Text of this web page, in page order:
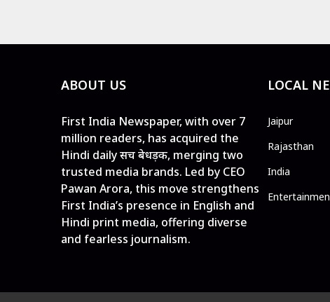
ABOUT US
First India Newspaper, with over 7
million readers, has acquired the
Hindi daily सच बेधड़क, merging two
trusted media brands. Led by CEO
Pawan Arora, this move strengthens
First India’s presence in English and
Hindi print media, offering diverse
and fearless journalism.
LOCAL
Jaipur
Rajasthan
India